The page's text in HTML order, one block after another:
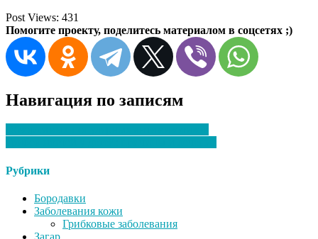
Post Views: 431
Помогите проекту, поделитесь материалом в соцсетях ;)
Навигация по записям
Рубрики
Бородавки
Заболевания кожи
Грибковые заболевания
Загар